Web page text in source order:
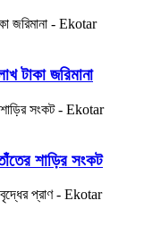
টাকা জরিমানা
শাড়ির সংকট